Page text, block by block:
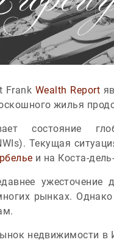
Frank Wealth Report
жилья
состояние
Текущая
и на Коста-
ужесточение
рынках.
недвижимости